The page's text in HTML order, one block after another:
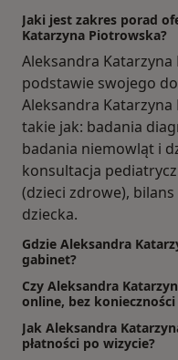
Jaki jest zakres porad
Katarzyna Piotrowska?
Aleksandra
podstawie swojego
Aleksandra
takie jak: badania
badania niemowląt i
konsultacja
(dzieci zdrowe),
dziecka.
Gdzie Aleksandra
gabinet?
Czy Aleksandra
online, bez
Jak Aleksandra
płatności po wizycie?